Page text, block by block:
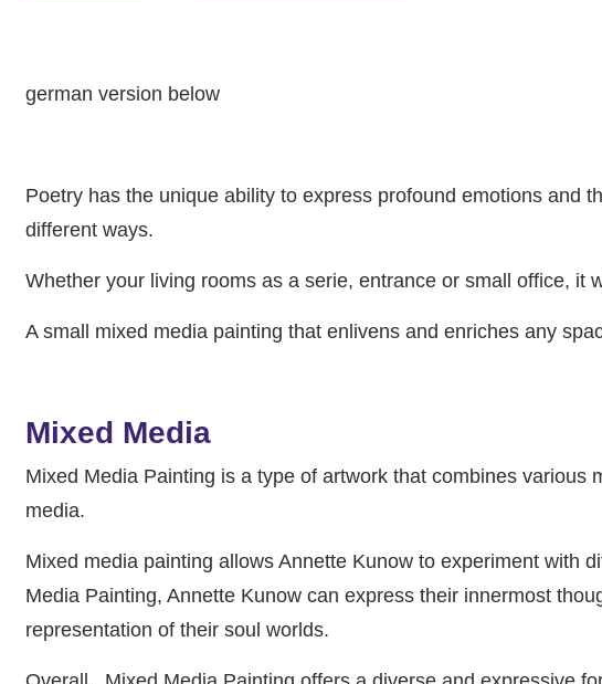
german version below
Poetry has the unique ability to express profound emotions and
different ways.
Whether your living rooms as a serie, entrance or small office, it
A small mixed media painting that enlivens and enriches any
Mixed Media
Mixed Media Painting is a type of artwork that combines
media.
Mixed media painting allows Annette Kunow to experiment with
Media Painting, Annette Kunow can express their innermost
representation of their soul worlds.